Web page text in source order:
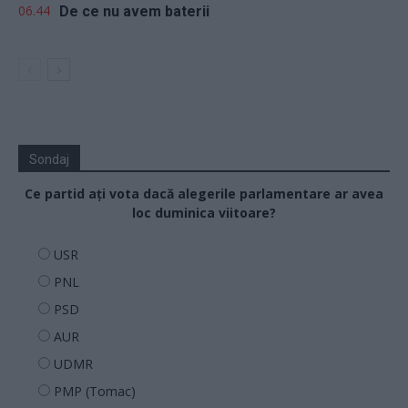
06.44 De ce nu avem baterii
Sondaj
Ce partid ați vota dacă alegerile parlamentare ar avea
loc duminica viitoare?
USR
PNL
PSD
AUR
UDMR
PMP (Tomac)